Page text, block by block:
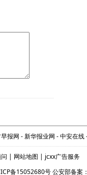
报网 -新华报业网 -中安在线
| 网站地图 | jcxx广告服务
备15052680号 公安部备案